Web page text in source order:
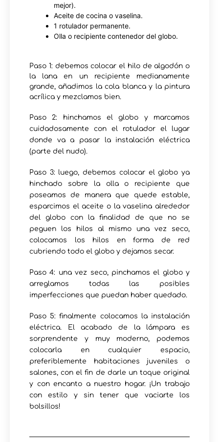
mejor).
Aceite de cocina o vaselina.
1 rotulador permanente.
Olla o recipiente contenedor del globo.
Paso 1: debemos colocar el hilo de algodón o
la lana en un recipiente medianamente
grande, añadimos la cola blanca y la pintura
acrílica y mezclamos bien.
Paso 2: hinchamos el globo y marcamos
cuidadosamente con el rotulador el lugar
donde va a pasar la instalación eléctrica
(parte del nudo).
Paso 3: luego, debemos colocar el globo ya
hinchado sobre la olla o recipiente que
poseamos de manera que quede estable,
esparcimos el aceite o la vaselina alrededor
del globo con la finalidad de que no se
peguen los hilos al mismo una vez seco,
colocamos los hilos en forma de red
cubriendo todo el globo y dejamos secar.
Paso 4: una vez seco, pinchamos el globo y
arreglamos todas las posibles
imperfecciones que puedan haber quedado.
Paso 5: finalmente colocamos la instalación
eléctrica. El acabado de la lámpara es
sorprendente y muy moderno, podemos
colocarla en cualquier espacio,
preferiblemente habitaciones juveniles o
salones, con el fin de darle un toque original
y con encanto a nuestro hogar. ¡Un trabajo
con estilo y sin tener que vaciarte los
bolsillos!